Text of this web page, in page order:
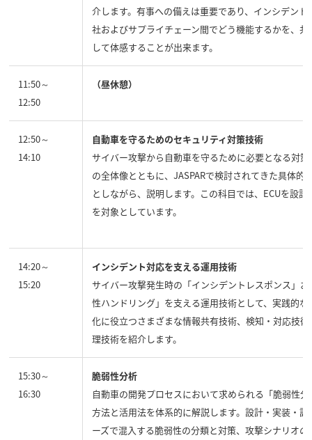
介します。有事への備えは重要であり、インシデント
社およびサプライチェーン間でどう機能するかを、共
して体感することが出来ます。
11:50～
12:50
（昼休憩）
12:50～
14:10
自動車を守るためのセキュリティ対策技術
サイバー攻撃から自動車を守るために必要となる対
の全体像とともに、JASPARで検討されてきた具体的
としながら、説明します。この科目では、ECUを設計
を対象としています。
14:20～
15:20
インシデント対応を支える運用技術
サイバー攻撃発生時の「インシデントレスポンス」
性ハンドリング」を支える運用技術として、実践的な
化に役立つさまざまな情報共有技術、検知・対応技
理技術を紹介します。
15:30～
16:30
脆弱性分析
自動車の開発プロセスにおいて求められる「脆弱性
方法と活用法を体系的に解説します。設計・実装・設
ーズで混入する脆弱性の分類と対策、攻撃シナリオの